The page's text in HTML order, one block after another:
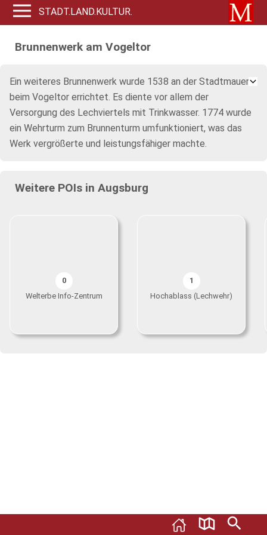
STADT.LAND.KULTUR.
Brunnenwerk am Vogeltor
Ein weiteres Brunnenwerk wurde 1538 an der Stadtmauer
beim Vogeltor errichtet. Es diente vor allem der
Versorgung des Lechviertels mit Trinkwasser. 1774 wurde
ein Wehrturm zum Brunnenturm umfunktioniert, was das
Werk vergrößerte und leistungsfähiger machte.
Weitere POIs in Augsburg
0
Welterbe Info-Zentrum
1
Hochablass (Lechwehr)